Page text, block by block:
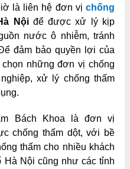
là liên hệ đơn vị chống
Nộiđể được xử lý kịp
nước ô nhiễm, tránh
đảm bảo quyền lợi của
những đơn vị chống
xử lý chống thấm
Bách Khoa là đơn vị
chống thấm dột, với bề
thấm cho nhiều khách
Hà Nội cũng như các tỉnh